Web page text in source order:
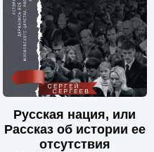
Русская нация, или
Рассказ об истории ее
отсутствия